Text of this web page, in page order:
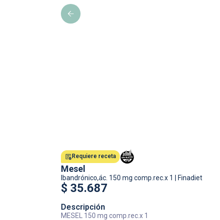
Requiere receta
Mesel
Ibandrónico,ác. 150 mg comp.rec.x 1 Finadiet
$ 35.687
Descripción
MESEL 150 mg comp.rec.x 1